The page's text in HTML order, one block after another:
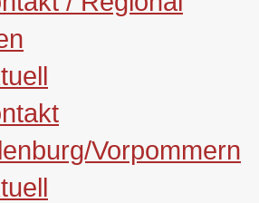
Vorpommern